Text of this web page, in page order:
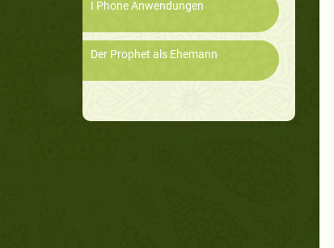
I Phone Anwendungen
Der Prophet als Ehemann